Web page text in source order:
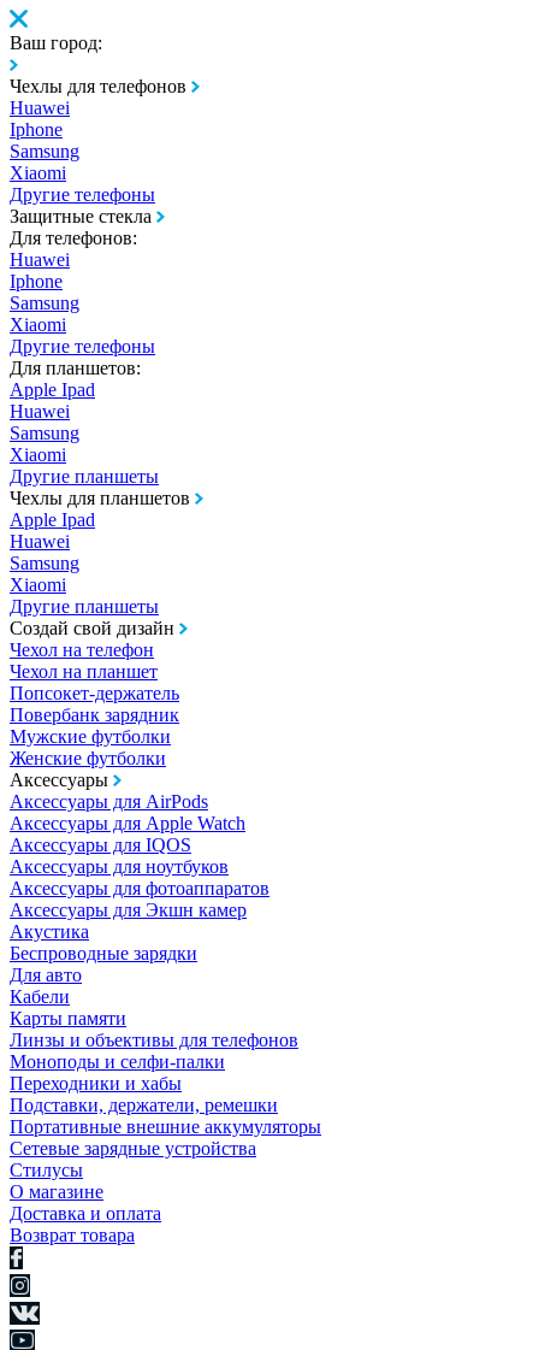
Ваш город:
Чехлы для телефонов
Huawei
Iphone
Samsung
Xiaomi
Другие телефоны
Защитные стекла
Для телефонов:
Huawei
Iphone
Samsung
Xiaomi
Другие телефоны
Для планшетов:
Apple Ipad
Huawei
Samsung
Xiaomi
Другие планшеты
Чехлы для планшетов
Apple Ipad
Huawei
Samsung
Xiaomi
Другие планшеты
Создай свой дизайн
Чехол на телефон
Чехол на планшет
Попсокет-держатель
Повербанк зарядник
Мужские футболки
Женские футболки
Аксессуары
Аксессуары для AirPods
Аксессуары для Apple Watch
Аксессуары для IQOS
Аксессуары для ноутбуков
Аксессуары для фотоаппаратов
Аксессуары для Экшн камер
Акустика
Беспроводные зарядки
Для авто
Кабели
Карты памяти
Линзы и объективы для телефонов
Моноподы и селфи-палки
Переходники и хабы
Подставки, держатели, ремешки
Портативные внешние аккумуляторы
Сетевые зарядные устройства
Стилусы
О магазине
Доставка и оплата
Возврат товара